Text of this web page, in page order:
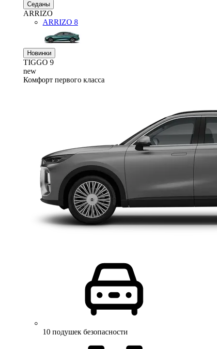
Седаны
ARRIZO
ARRIZO 8
Новинки
TIGGO 9
new
Комфорт первого класса
10 подушек безопасности